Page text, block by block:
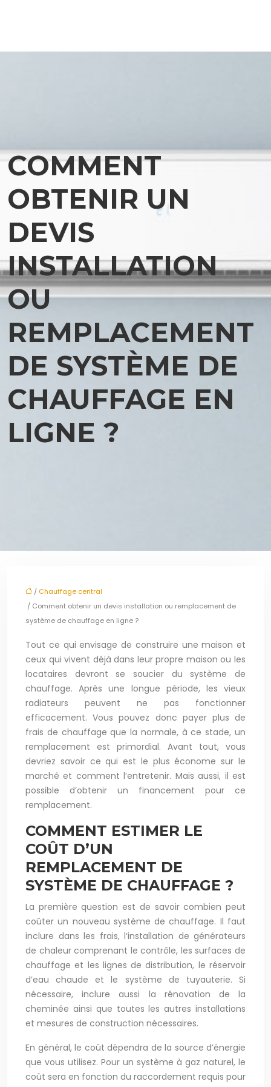
COMMENT
OBTENIR UN
DEVIS
INSTALLATION
OU
REMPLACEMENT
DE SYSTÈME DE
CHAUFFAGE EN
LIGNE ?
/ Chauffage central
/ Comment obtenir un devis installation ou remplacement de
système de chauffage en ligne ?
Tout ce qui envisage de construire une maison et
ceux qui vivent déjà dans leur propre maison ou les
locataires devront se soucier du système de
chauffage. Après une longue période, les vieux
radiateurs peuvent ne pas fonctionner
efficacement. Vous pouvez donc payer plus de
frais de chauffage que la normale, à ce stade, un
remplacement est primordial. Avant tout, vous
devriez savoir ce qui est le plus économe sur le
marché et comment l’entretenir. Mais aussi, il est
possible d’obtenir un financement pour ce
remplacement.
COMMENT ESTIMER LE
COÛT D’UN
REMPLACEMENT DE
SYSTÈME DE CHAUFFAGE ?
La première question est de savoir combien peut
coûter un nouveau système de chauffage. Il faut
inclure dans les frais, l’installation de générateurs
de chaleur comprenant le contrôle, les surfaces de
chauffage et les lignes de distribution, le réservoir
d’eau chaude et le système de tuyauterie. Si
nécessaire, inclure aussi la rénovation de la
cheminée ainsi que toutes les autres installations
et mesures de construction nécessaires.
En général, le coût dépendra de la source d’énergie
que vous utilisez. Pour un système à gaz naturel, le
coût sera en fonction du raccordement requis pour